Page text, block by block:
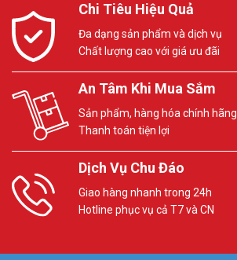
Chi Tiêu Hiệu Quả
Đa dạng sản phẩm và dịch vụ
Chất lượng cao với giá ưu đãi
An Tâm Khi Mua Sắm
Sản phẩm, hàng hóa chính hãng
Thanh toán tiện lợi
Dịch Vụ Chu Đáo
Giao hàng nhanh trong 24h
Hotline phục vụ cả T7 và CN